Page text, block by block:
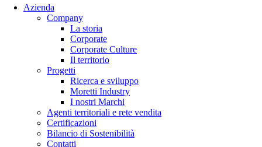
Azienda
Company
La storia
Corporate
Corporate Culture
Il territorio
Progetti
Ricerca e sviluppo
Moretti Industry
I nostri Marchi
Agenti territoriali e rete vendita
Certificazioni
Bilancio di Sostenibilità
Contatti